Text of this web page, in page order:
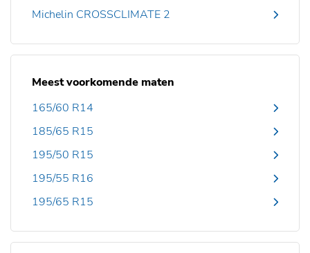
Michelin CROSSCLIMATE 2
Meest voorkomende maten
165/60 R14
185/65 R15
195/50 R15
195/55 R16
195/65 R15